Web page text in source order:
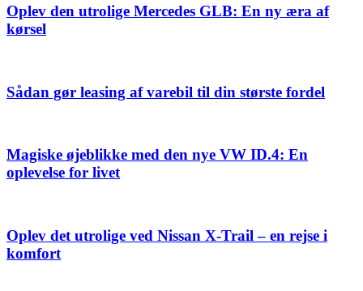
Oplev den utrolige Mercedes GLB: En ny æra af
kørsel
Sådan gør leasing af varebil til din største fordel
Magiske øjeblikke med den nye VW ID.4: En
oplevelse for livet
Oplev det utrolige ved Nissan X-Trail – en rejse i
komfort